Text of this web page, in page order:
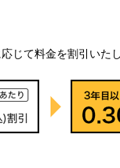
じて料金を割引いた